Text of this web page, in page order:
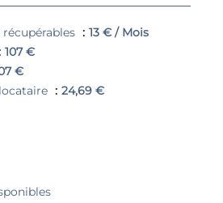
13 € / Mois
107 €
€
24,69 €